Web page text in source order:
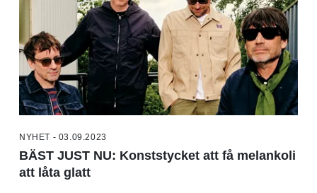
NYHET - 03.09.2023
BÄST JUST NU: Konststycket att få melankoli
att låta glatt